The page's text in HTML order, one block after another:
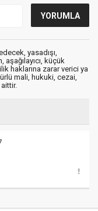
yasadışı,
küçük
haklarına zarar verici ya
mali, hukuki, cezai,